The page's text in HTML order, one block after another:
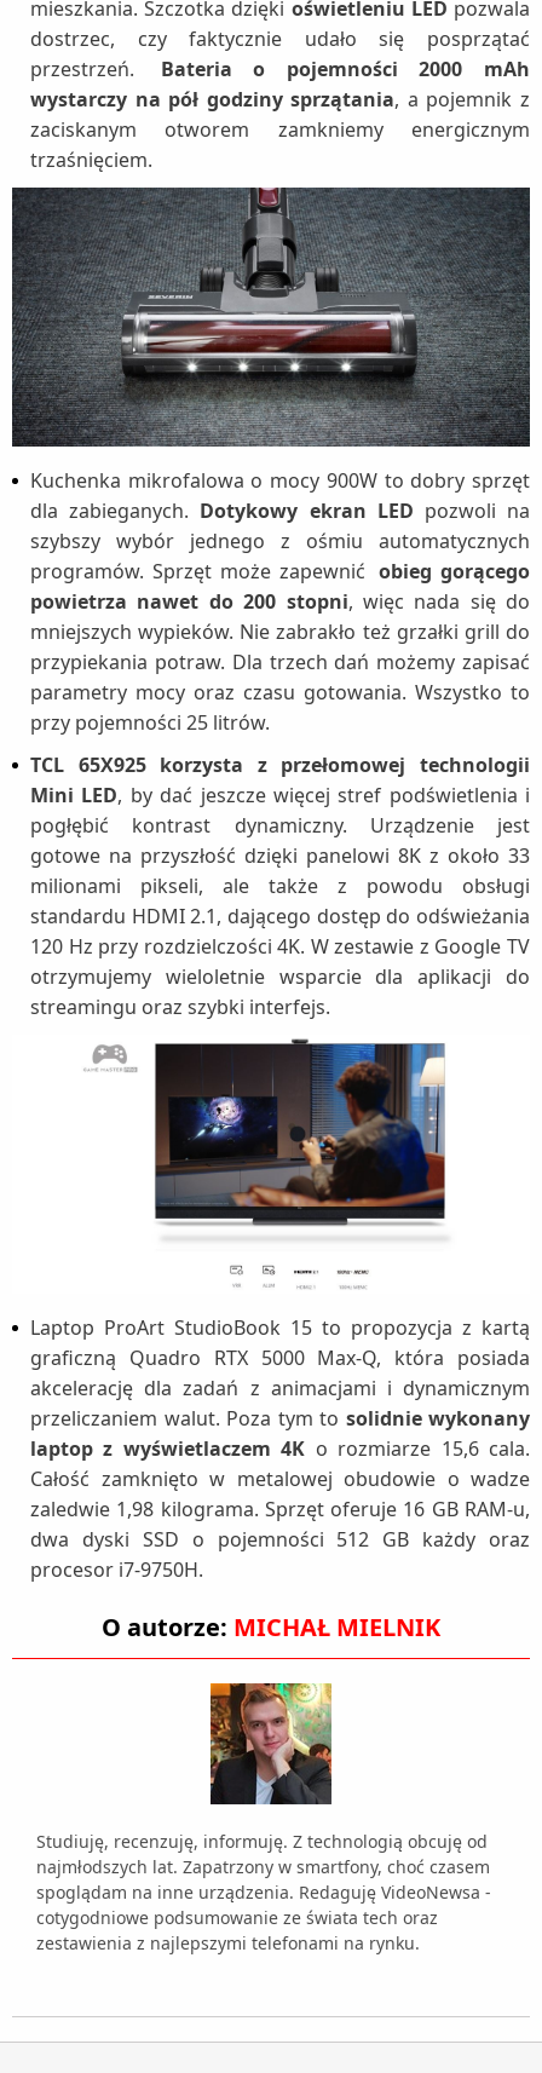
mieszkania. Szczotka dzięki oświetleniu LED pozwala
dostrzec, czy faktycznie udało się posprzątać
przestrzeń.
Bateria o pojemności 2000 mAh
wystarczy na pół godziny sprzątania, a pojemnik z
zaciskanym otworem zamkniemy energicznym
trzaśnięciem.
Kuchenka mikrofalowa o mocy 900W to dobry sprzęt
dla zabieganych. Dotykowy ekran LED pozwoli na
szybszy wybór jednego z ośmiu automatycznych
programów. Sprzęt może zapewnić obieg gorącego
powietrza nawet do 200 stopni, więc nada się do
mniejszych wypieków. Nie zabrakło też grzałki grill do
przypiekania potraw. Dla trzech dań możemy zapisać
parametry mocy oraz czasu gotowania. Wszystko to
przy pojemności 25 litrów.
TCL 65X925 korzysta z przełomowej technologii
Mini LED, by dać jeszcze więcej stref podświetlenia i
pogłębić kontrast dynamiczny. Urządzenie jest
gotowe na przyszłość dzięki panelowi 8K z około 33
milionami pikseli, ale także z powodu obsługi
standardu HDMI 2.1, dającego dostęp do odświeżania
120 Hz przy rozdzielczości 4K. W zestawie z Google TV
otrzymujemy wieloletnie wsparcie dla aplikacji do
streamingu oraz szybki interfejs.
Laptop ProArt StudioBook 15 to propozycja z kartą
graficzną Quadro RTX 5000 Max-Q, która posiada
akcelerację dla zadań z animacjami i dynamicznym
przeliczaniem walut. Poza tym to solidnie wykonany
laptop z wyświetlaczem 4K o rozmiarze 15,6 cala.
Całość zamknięto w metalowej obudowie o wadze
zaledwie 1,98 kilograma. Sprzęt oferuje 16 GB RAM-u,
dwa dyski SSD o pojemności 512 GB każdy oraz
procesor i7-9750H.
O autorze: MICHAŁ MIELNIK
Studiuję, recenzuję, informuję. Z technologią obcuję od
najmłodszych lat. Zapatrzony w smartfony, choć czasem
spoglądam na inne urządzenia. Redaguję VideoNewsa -
cotygodniowe podsumowanie ze świata tech oraz
zestawienia z najlepszymi telefonami na rynku.